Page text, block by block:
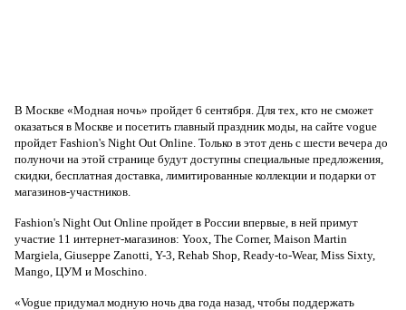
В Москве «Модная ночь» пройдет 6 сентября. Для тех, кто не сможет
оказаться в Москве и посетить главный праздник моды, на сайте vogue
пройдет Fashion's Night Out Online. Только в этот день с шести вечера до
полуночи на этой странице будут доступны специальные предложения,
скидки, бесплатная доставка, лимитированные коллекции и подарки от
магазинов-участников.
Fashion's Night Out Online пройдет в России впервые, в ней примут
участие 11 интернет-магазинов: Yoox, The Corner, Maison Martin
Margiela, Giuseppe Zanotti, Y-3, Rehab Shop, Ready-to-Wear, Miss Sixty,
Mango, ЦУМ и Moschino.
«Vogue придумал модную ночь два года назад, чтобы поддержать